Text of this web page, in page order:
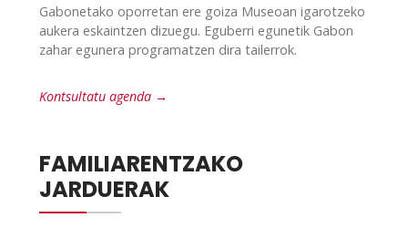
Gabonetako oporretan ere goiza Museoan igarotzeko
aukera eskaintzen dizuegu. Eguberri egunetik Gabon
zahar egunera programatzen dira tailerrok.
Kontsultatu agenda →
FAMILIARENTZAKO
JARDUERAK